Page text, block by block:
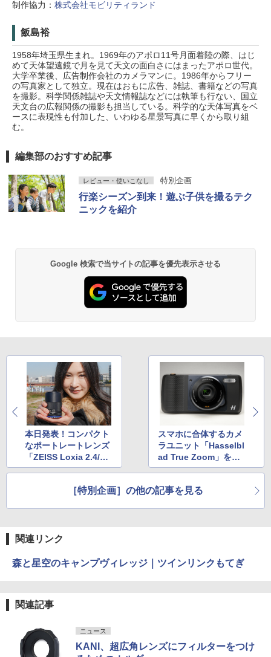
制作協力： 株式会社モビリティランド
飯島裕
1958年埼玉県生まれ。1969年のアポロ11号月面着陸の際、はじ
めて天体望遠鏡で月を見て天文の面白さにはまったアポロ世代。
大学卒業後、広告制作会社のカメラマンに。1986年からフリー
の写真家として独立。現在はおもに広告、雑誌、書籍などの写真
を撮影。科学関係雑誌や天文情報誌などには執筆も行ない、国立
天文台の広報関係の撮影も担当している。科学的な天体写真をベ
ースに表現性も付加した、いわゆる星景写真に早くから取り組
む。
編集部のおすすめ記事
レビュー・使いこなし 特別企画
行楽シーズン到来！遊ぶ子供を撮るテク
ニックを紹介
Google 検索で当サイトの記事を優先表示させる
本日発表！コンパクト
なポートレートレンズ
「ZEISS Loxia 2.4/8
5」レビュー
スマホに合体するカメ
ラユニット「Hasselbl
ad True Zoom」を試
す
［特別企画］の他の記事を見る
関連リンク
森と星空のキャンプヴィレッジ｜ツインリンクもてぎ
関連記事
ニュース
KANI、超広角レンズにフィルターをつけ